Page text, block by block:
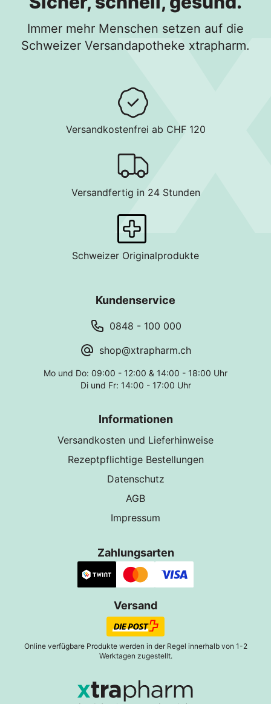
Immer mehr Menschen setzen auf die
Schweizer Versandapotheke xtrapharm.
Versandkostenfrei ab CHF 120
Versandfertig in 24 Stunden
Schweizer Originalprodukte
Kundenservice
0848 - 100 000
shop@xtrapharm.ch
Mo und Do: 09:00 - 12:00 & 14:00 - 18:00 Uhr
Di und Fr: 14:00 - 17:00 Uhr
Informationen
Versandkosten und Lieferhinweise
Rezeptpflichtige Bestellungen
Datenschutz
AGB
Impressum
Zahlungsarten
Versand
Online verfügbare Produkte werden in der Regel innerhalb von 1-2
Werktagen zugestellt.